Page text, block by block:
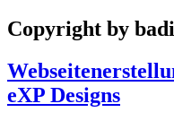
Copyright by
eXP Designs